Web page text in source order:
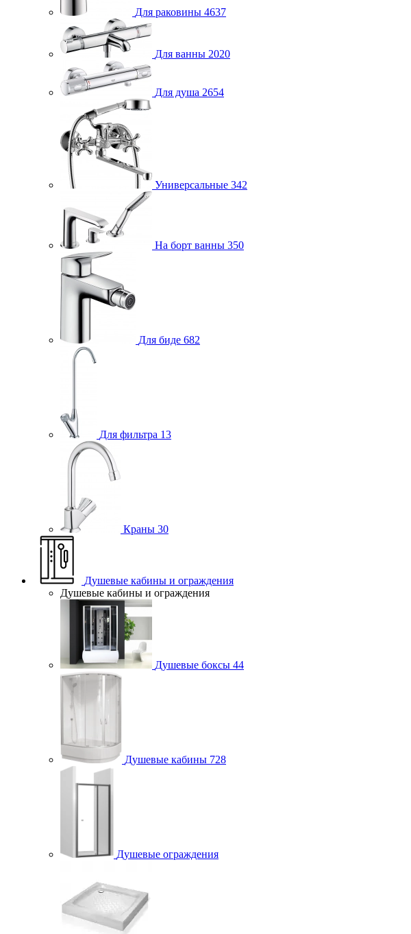
Для раковины 4637
Для ванны 2020
Для душа 2654
Универсальные 342
На борт ванны 350
Для биде 682
Для фильтра 13
Краны 30
Душевые кабины и ограждения
Душевые кабины и ограждения
Душевые боксы 44
Душевые кабины 728
Душевые ограждения